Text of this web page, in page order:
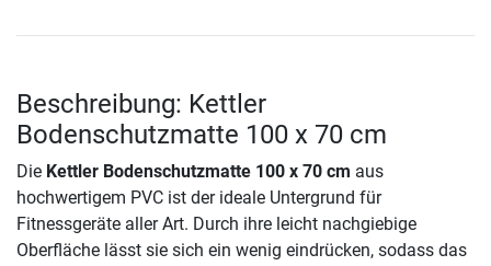
Beschreibung: Kettler
Bodenschutzmatte 100 x 70 cm
Die Kettler Bodenschutzmatte 100 x 70 cm aus
hochwertigem PVC ist der ideale Untergrund für
Fitnessgeräte aller Art. Durch ihre leicht nachgiebige
Oberfläche lässt sie sich ein wenig eindrücken, sodass das